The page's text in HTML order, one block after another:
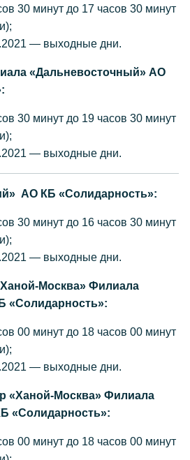
30 минут до 17 часов 30 минут
— выходные дни.
«Дальневосточный» АО
30 минут до 19 часов 30 минут
— выходные дни.
АО КБ «Солидарность»:
30 минут до 16 часов 30 минут
— выходные дни.
Москва» Филиала
«Солидарность»:
00 минут до 18 часов 00 минут
— выходные дни.
«Ханой-Москва» Филиала
«Солидарность»:
00 минут до 18 часов 00 минут